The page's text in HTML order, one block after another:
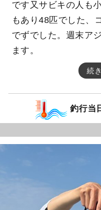
です又サビキの人も
もあり48匹でした、
でずでした。週末ア
ます。
続
釣行当